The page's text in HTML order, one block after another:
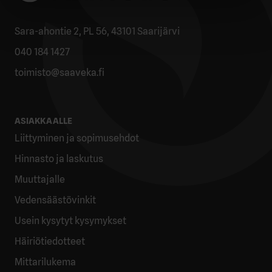
Sara-ahontie 2, PL 56, 43101 Saarijärvi
040 184 1427
toimisto@saaveka.fi
ASIAKKAALLE
Liittyminen ja sopimusehdot
Hinnasto ja laskutus
Muuttajalle
Vedensäästövinkit
Usein kysytyt kysymykset
Häiriötiedotteet
Mittarilukema